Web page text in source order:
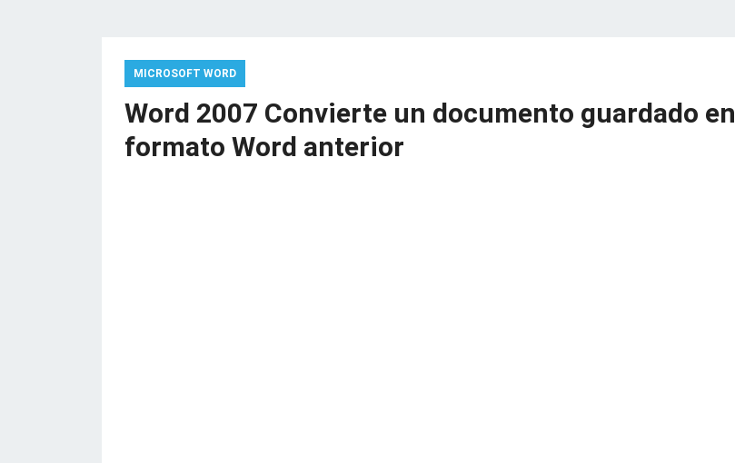
MICROSOFT WORD
Word 2007 Convierte un documento guardado en
formato Word anterior